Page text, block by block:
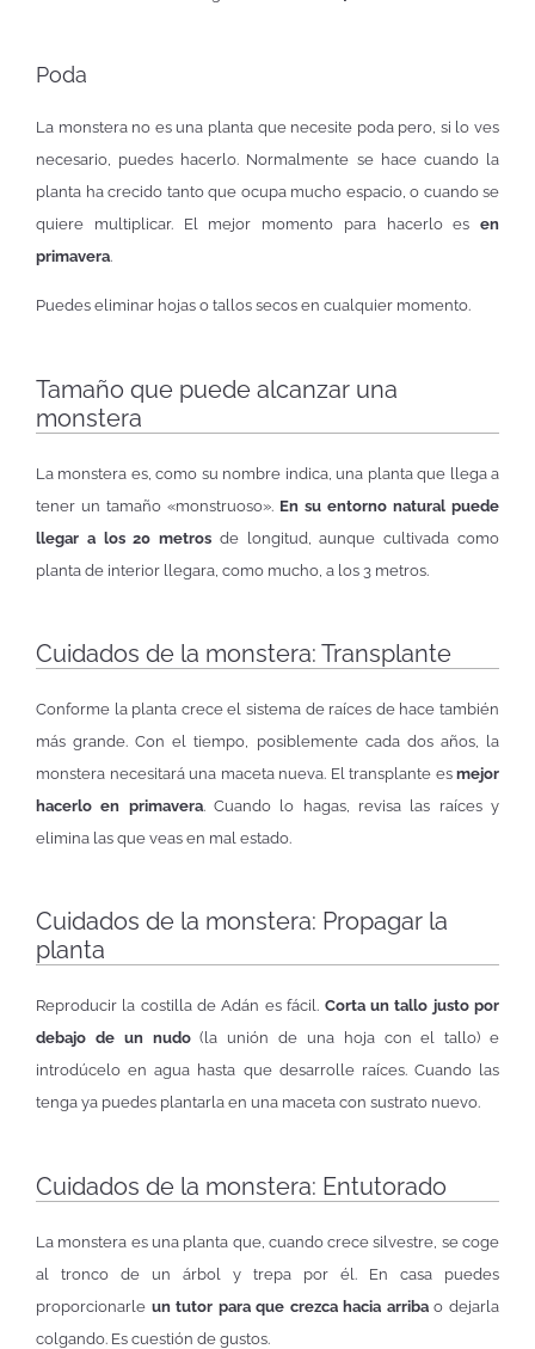
Poda
La monstera no es una planta que necesite poda pero, si lo ves
necesario, puedes hacerlo. Normalmente se hace cuando la
planta ha crecido tanto que ocupa mucho espacio, o cuando se
quiere multiplicar. El mejor momento para hacerlo es en
primavera.
Puedes eliminar hojas o tallos secos en cualquier momento.
Tamaño que puede alcanzar una
monstera
La monstera es, como su nombre indica, una planta que llega a
tener un tamaño «monstruoso». En su entorno natural puede
llegar a los 20 metros de longitud, aunque cultivada como
planta de interior llegara, como mucho, a los 3 metros.
Cuidados de la monstera: Transplante
Conforme la planta crece el sistema de raíces de hace también
más grande. Con el tiempo, posiblemente cada dos años, la
monstera necesitará una maceta nueva. El transplante es mejor
hacerlo en primavera. Cuando lo hagas, revisa las raíces y
elimina las que veas en mal estado.
Cuidados de la monstera: Propagar la
planta
Reproducir la costilla de Adán es fácil. Corta un tallo justo por
debajo de un nudo(la unión de una hoja con el tallo) e
introdúcelo en agua hasta que desarrolle raíces. Cuando las
tenga ya puedes plantarla en una maceta con sustrato nuevo.
Cuidados de la monstera: Entutorado
La monstera es una planta que, cuando crece silvestre, se coge
al tronco de un árbol y trepa por él. En casa puedes
proporcionarle un tutor para que crezca hacia arribao dejarla
colgando. Es cuestión de gustos.